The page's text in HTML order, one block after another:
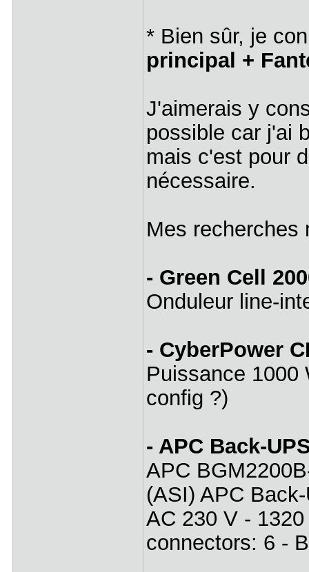
* Bien sûr, je
principal +
J'aimerais y
possible car j'ai
mais c'est pour
nécessaire.
Mes recherches
- Green Cell
Onduleur
- CyberPower
Puissance 1000
config ?)
- APC Back-
APC
(ASI) APC
AC 230 V -
connectors: 6 -